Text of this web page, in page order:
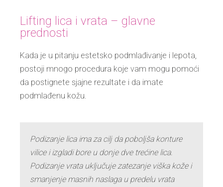
Lifting lica i vrata – glavne
prednosti
Kada je u pitanju estetsko podmlađivanje i lepota,
postoji mnogo procedura koje vam mogu pomoći
da postignete sjajne rezultate i da imate
podmlađenu kožu.
Podizanje lica ima za cilj da poboljša konture
vilice i izgladi bore u donje dve trećine lica.
Podizanje vrata uključuje zatezanje viška kože i
smanjenje masnih naslaga u predelu vrata